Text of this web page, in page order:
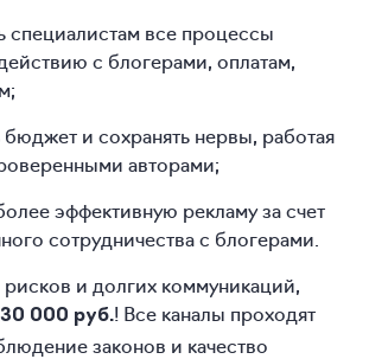
специалистам все процессы
с блогерами, оплатам,
и сохранять нервы, работая
авторами;
эффективную рекламу за счет
сотрудничества с блогерами.
и долгих коммуникаций,
000 руб.! Все каналы проходят
законов и качество